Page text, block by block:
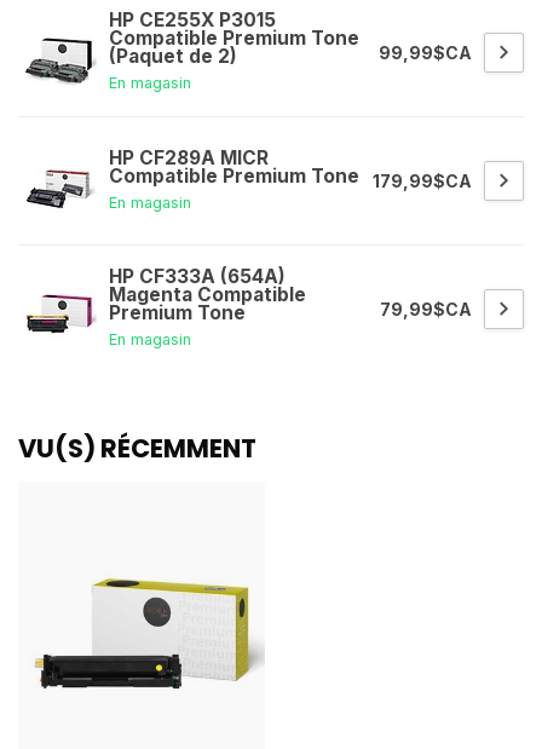
HP CE255X P3015
Compatible Premium Tone
(Paquet de 2)
En magasin
99,99$CA
HP CF289A MICR
Compatible Premium Tone
En magasin
179,99$CA
HP CF333A (654A)
Magenta Compatible
Premium Tone
En magasin
79,99$CA
VU(S) RÉCEMMENT